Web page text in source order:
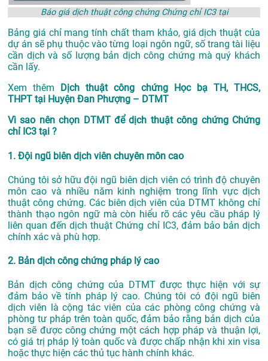
Báo giá dịch thuật công chứng Chứng chỉ IC3 tại
Bảng giá chỉ mang tính chất tham khảo, giá dịch thuật của
dự án sẽ phụ thuộc vào từng loại ngôn ngữ, số trang tài liệu
cần dịch và số lượng bản dịch công chứng mà quý khách
cần lấy.
Xem thêm
Dịch thuật công chứng Học bạ TH, THCS,
THPT tại Huyện Đan Phượng – DTMT
Vì sao nên chọn DTMT để dịch thuật công chứng Chứng
chỉ IC3 tại ?
1. Đội ngũ biên dịch viên chuyên môn cao
Chúng tôi sở hữu đội ngũ biên dịch viên có trình độ chuyên
môn cao và nhiều năm kinh nghiệm trong lĩnh vực dịch
thuật công chứng. Các biên dịch viên của DTMT không chỉ
thành thạo ngôn ngữ mà còn hiểu rõ các yêu cầu pháp lý
liên quan đến dịch thuật Chứng chỉ IC3, đảm bảo bản dịch
chính xác và phù hợp.
2. Bản dịch công chứng pháp lý cao
Bản dịch công chứng của DTMT được thực hiện với sự
đảm bảo về tính pháp lý cao. Chúng tôi có đội ngũ biên
dịch viên là cộng tác viên của các phòng công chứng và
phòng tư pháp trên toàn quốc, đảm bảo rằng bản dịch của
bạn sẽ được công chứng một cách hợp pháp và thuận lợi,
có giá trị pháp lý toàn quốc và được chấp nhận khi xin visa
hoặc thực hiện các thủ tục hành chính khác.